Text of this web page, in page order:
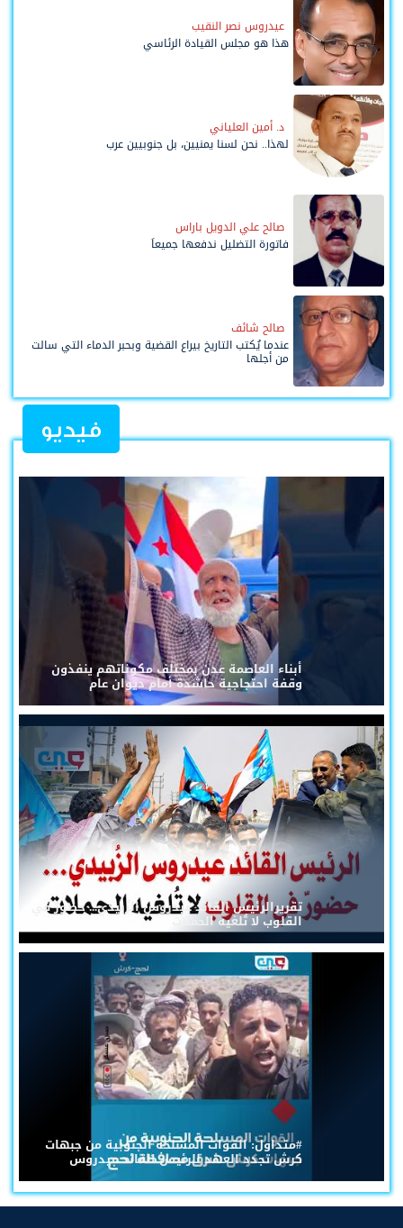
عيدروس نصر النقيب
هذا هو مجلس القيادة الرئاسي
د. أمين العلياني
لهذا.. نحن لسنا يمنيين، بل جنوبيين عرب
صالح علي الدويل باراس
فاتورة التضليل ندفعها جميعاً
صالح شائف
عندما يُكتب التاريخ بيراع القضية وبحبر الدماء التي سالت
من أجلها
فيديو
أبناء العاصمة عدن بمختلف مكوناتهم ينفذون
وقفة احتجاجية حاشدة أمام ديوان عام
تقريرالرئيس القائد عيدروس الزُبيدي... حضورٌ في
القلوب لا تُلغيه الحملات
#متداول: القوات المسلحة الجنوبية من جبهات
كرش تجدد العهد للرئيس القائد عيدروس